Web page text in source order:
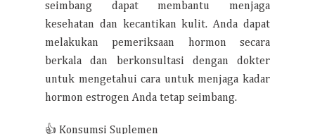
seimbang dapat membantu menjaga
kesehatan dan kecantikan kulit. Anda dapat
melakukan pemeriksaan hormon secara
berkala dan berkonsultasi dengan dokter
untuk mengetahui cara untuk menjaga kadar
hormon estrogen Anda tetap seimbang.
👍 Konsumsi Suplemen